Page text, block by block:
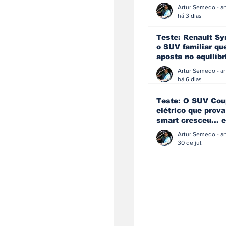
eficiência e
simplicidade
há 3 dias
Teste: Renault
o SUV familiar
aposta no
ainda acredita na
manualhá 6 dias
Teste: O SUV
elétrico que
smart cresceu... e
amadureceu
30 de jul.